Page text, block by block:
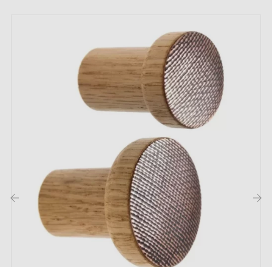
Description :
Ce bouton de couleurcuivre brosséapporte une
touche élégante et chaleureuse qui s'adapte facilement
à tous types de meubles, comme armoires, tiroirs ou
placards.
Retrouvez notre collection deboutons et poignées de
meubles cuivresur notre boutique Milla poignées